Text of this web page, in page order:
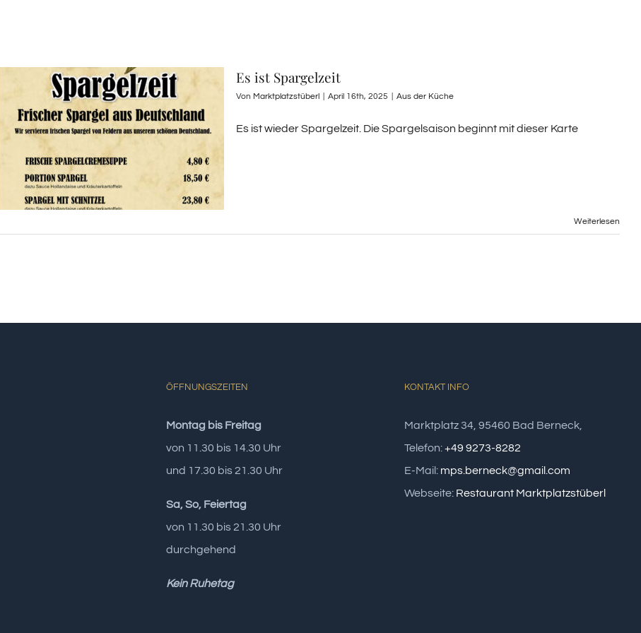
Es ist Spargelzeit
Von Marktplatzstüberl April 16th, 2025 Aus der Küche
Es ist wieder Spargelzeit. Die Spargelsaison beginnt mit dieser Karte
Weiterlesen
ÖFFNUNGSZEITEN
Montag bis Freitag
von 11.30 bis 14.30 Uhr
und 17.30 bis 21.30 Uhr
Sa, So, Feiertag
von 11.30 bis 21.30 Uhr
durchgehend
Kein Ruhetag
KONTAKT INFO
Marktplatz 34, 95460 Bad Berneck,
Telefon:+49 9273-8282
E-Mail: mps.berneck@gmail.com
Webseite: Restaurant Marktplatzstüberl